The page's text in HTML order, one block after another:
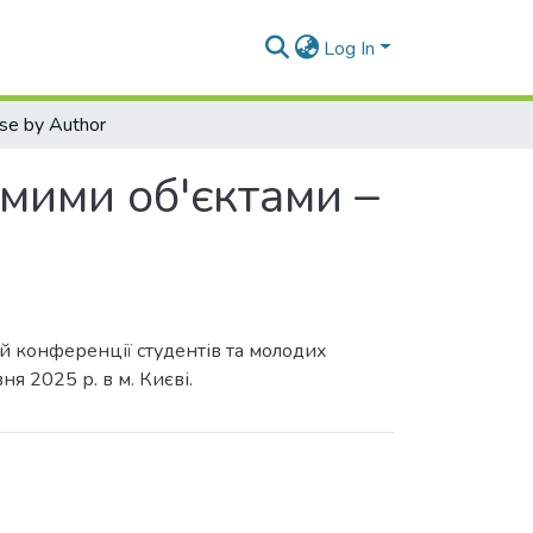
Log In
by Author
об'єктами –
конференції студентів та молодих
2025 р. в м. Києві.